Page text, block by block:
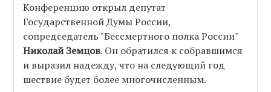
Конференцию открыл депутат
Государственной Думы России,
сопредседатель "Бессмертного полка России"
Николай Земцов. Он обратился к собравшимся
и выразил надежду, что на следующий год
шествие будет более многочисленным.